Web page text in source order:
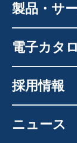
製品・サ
電子カタ
採用情報
ニュース